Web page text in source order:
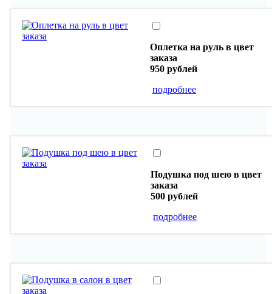
Оплетка на руль в цвет
заказа
950 рублей
подробнее
Подушка под шею в цвет
заказа
500 рублей
подробнее